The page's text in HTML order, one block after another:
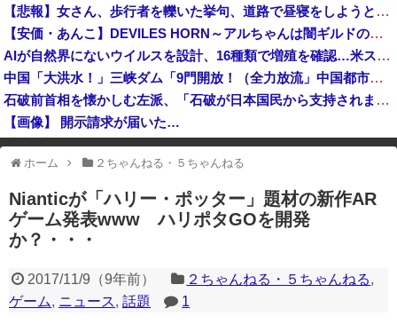
【悲報】女さん、歩行者を轢いた挙句、道路で昼寝をしようとしてしまう
【安価・あんこ】DEVILES HORN～アルちゃんは闇ギルドの魔導士のようです～【FAIRYTAIL】 【QUEST81 最高速】
AIが自然界にないウイルスを設計、16種類で増殖を確認…米スタンフォード大！
中国「大洪水！」三峡ダム「9門開放！（全力放流」中国都市「三峡沿線の道路水没」中国政府「高速道路封鎖！」中国ダム「緊急放流に合わせて開門（土砂崩れ発生」→
石破前首相を懐かしむ左派、「石破が日本国民から支持されまくっていた」と主張してしまうも……
【画像】 開示請求が届いた…
【悲報】 中国、橋の欄干が強風一発で粉々に 鉄筋ゼロ 当局「接着剤でくっつけただけ」「正常で、品質問題はない」
一部のコンテンツが表示されなくなったり、サイト全体のレイアウトが崩れ
たりする場合があります。
ホーム ２ちゃんねる・５ちゃんねる
Nianticが「ハリー・ポッター」題材の新作AR
ゲーム発表www ハリポタGOを開発
か？・・・
2017/11/9 （9年前） ２ちゃんねる・５ちゃんねる,
ゲーム, ニュース, 話題 1